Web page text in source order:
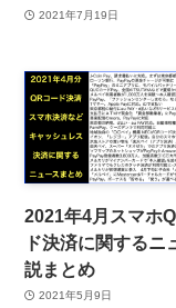
2021年7月19日
2021年4月スマホ
ド決済に関するニ
説まとめ
2021年5月9日